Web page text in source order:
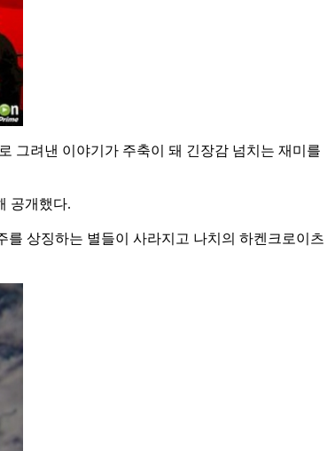
그려낸 이야기가 주축이 돼 긴장감 넘치는 재미를
공개했다.
를 상징하는 별들이 사라지고 나치의 하켄크로이츠